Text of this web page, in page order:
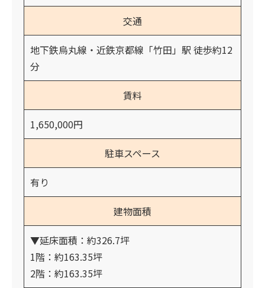
交通
地下鉄烏丸線・近鉄京都線「竹田」駅 徒歩約12
分
賃料
1,650,000円
駐車スペース
有り
建物面積
▼延床面積：約326.7坪
1階：約163.35坪
2階：約163.35坪